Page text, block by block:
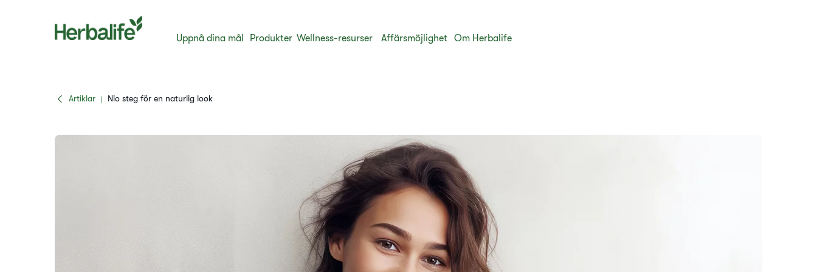
Uppnå dina mål Produkter Wellness-resurser Affärsmöjlighet Om Herbalife
Artiklar | ​Nio steg för en naturlig look